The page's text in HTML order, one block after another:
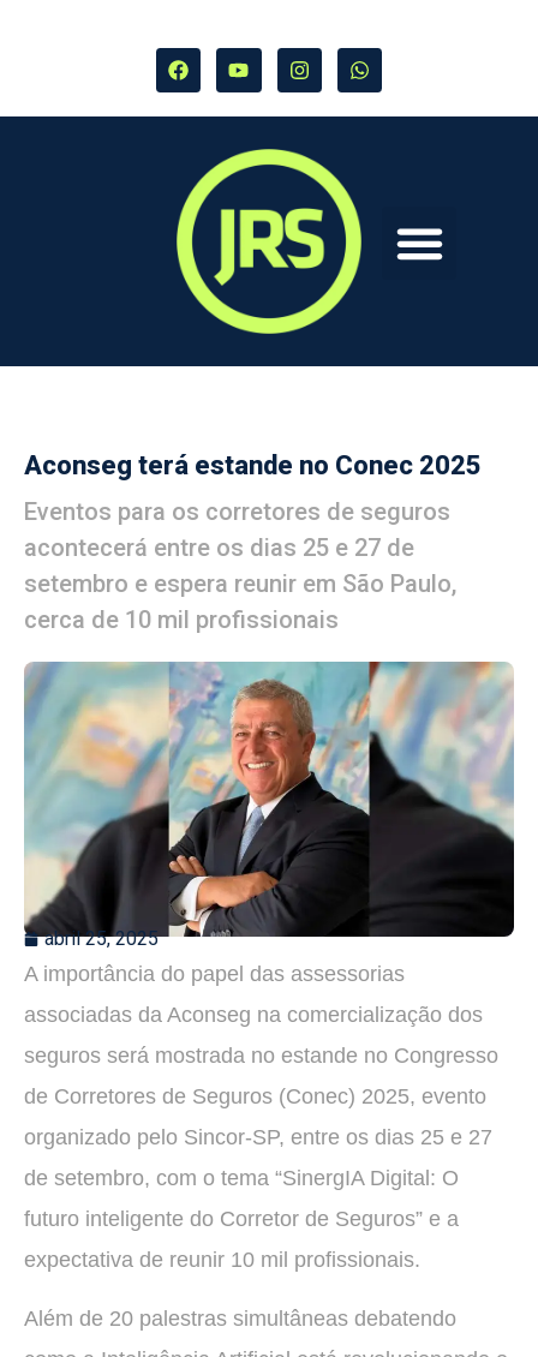
Aconseg terá estande no Conec 2025
Eventos para os corretores de seguros
acontecerá entre os dias 25 e 27 de
setembro e espera reunir em São Paulo,
cerca de 10 mil profissionais
abril 25, 2025
A importância do papel das assessorias
associadas da Aconseg na comercialização dos
seguros será mostrada no estande no Congresso
de Corretores de Seguros (Conec) 2025, evento
organizado pelo Sincor-SP, entre os dias 25 e 27
de setembro, com o tema “SinergIA Digital: O
futuro inteligente do Corretor de Seguros” e a
expectativa de reunir 10 mil profissionais.
Além de 20 palestras simultâneas debatendo